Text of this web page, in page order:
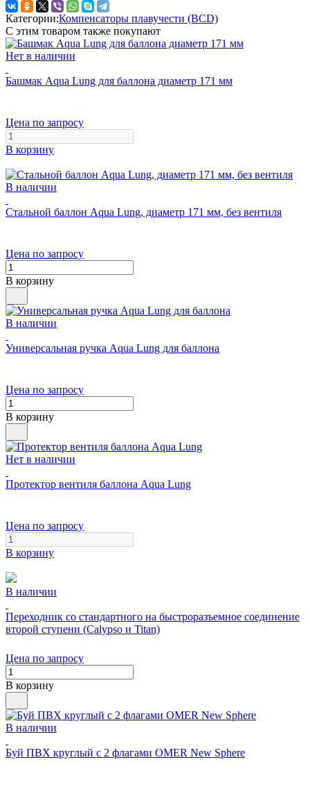
Категории:Компенсаторы плавучести (BCD)
С этим товаром также покупают
Нет в наличии
Башмак Aqua Lung для баллона диаметр 171 мм
Цена по запросу
В корзину
В наличии
Стальной баллон Aqua Lung, диаметр 171 мм, без вентиля
Цена по запросу
В корзину
В наличии
Универсальная ручка Aqua Lung для баллона
Цена по запросу
В корзину
Нет в наличии
Протектор вентиля баллона Aqua Lung
Цена по запросу
В корзину
В наличии
Переходник со стандартного на быстроразъемное соединение
второй ступени (Calypso и Titan)
Цена по запросу
В корзину
В наличии
Буй ПВХ круглый с 2 флагами OMER New Sphere